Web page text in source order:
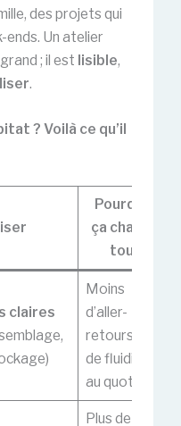
des projets qui
ends. Un atelier
; il est lisible,
.
? Voilà ce qu’il
Pourquoi
ça change
tout
claires
Moins
d’aller-
retours, plus
de fluidité
au quotidien
Plus de